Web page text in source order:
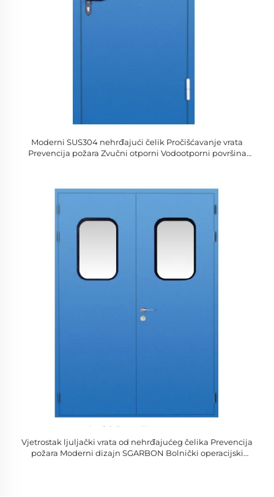
Moderni SUS304 nehrđajući čelik Pročišćavanje vrata
Prevencija požara Zvučni otporni Vodootporni površina
Vjetrostak ljuljački vrata od nehrđajućeg čelika Prevencija
požara Moderni dizajn SGARBON Bolnički operacijski